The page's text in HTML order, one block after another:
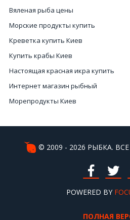
Вяленая рыба цены
Морские продукты купить
Креветка купить Киев
Купить крабы Киев
Настоящая красная икра купить
Интернет магазин рыбный
Морепродукты Киев
Купить кальмары Киев
Икра купить в Киеве
© 2009 - 2026 РЫБКА.
POWERED BY
ПОЛНАЯ